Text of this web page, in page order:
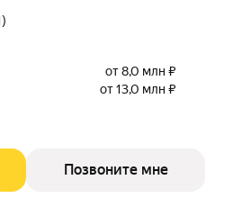
от 8,0 млн ₽
от 13,0 млн ₽
Позвоните мне